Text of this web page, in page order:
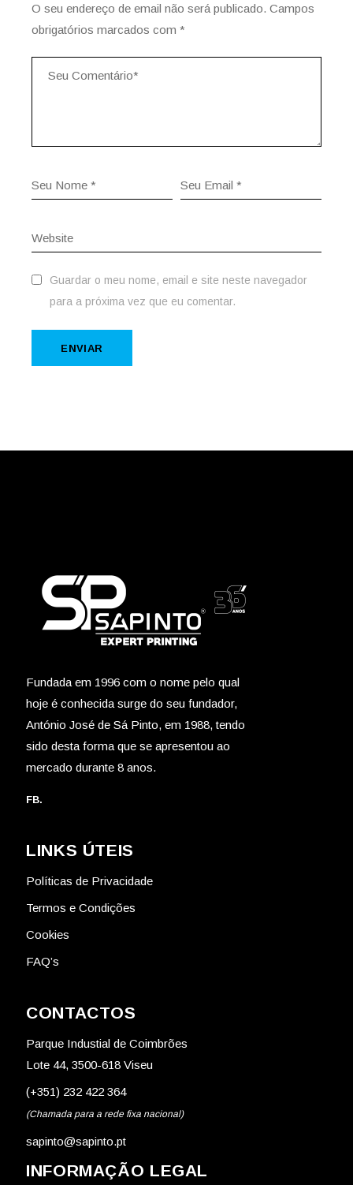
O seu endereço de email não será publicado. Campos
obrigatórios marcados com*
Guardar o meu nome, email e site neste navegador
para a próxima vez que eu comentar.
ENVIAR
Fundada em 1996 com o nome pelo qual
hoje é conhecida surge do seu fundador,
António José de Sá Pinto, em 1988, tendo
sido desta forma que se apresentou ao
mercado durante 8 anos.
FB.
LINKS ÚTEIS
Políticas de Privacidade
Termos e Condições
Cookies
FAQ’s
CONTACTOS
Parque Industial de Coimbrões
Lote 44, 3500-618 Viseu
(+351) 232 422 364
(Chamada para a rede fixa nacional)
sapinto@sapinto.pt
INFORMAÇÃO LEGAL